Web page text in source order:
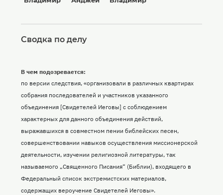
Сводка по делу
В чем подозревается:
по версии следствия, «организовали в различных квартирах
собрания последователей и участников указанного
объединения [Свидетелей Иеговы] с соблюдением
характерных для данного объединения действий,
выражавшихся в совместном пении библейских песен,
совершенствовании навыков осуществления миссионерской
деятельности, изучении религиозной литературы, так
называемого „Священного Писания“ (Библии), входящего в
Федеральный список экстремистских материалов,
содержащих вероучение Свидетелей Иеговы».